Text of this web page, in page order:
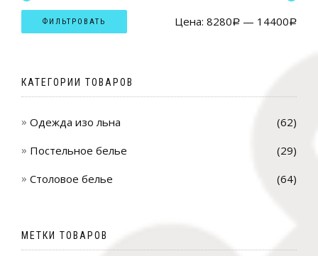
ФИЛЬТРОВАТЬ Цена: 8280Р — 14400Р
КАТЕГОРИИ ТОВАРОВ
Одежда изо льна (62)
Постельное белье (29)
Столовое белье (64)
МЕТКИ ТОВАРОВ